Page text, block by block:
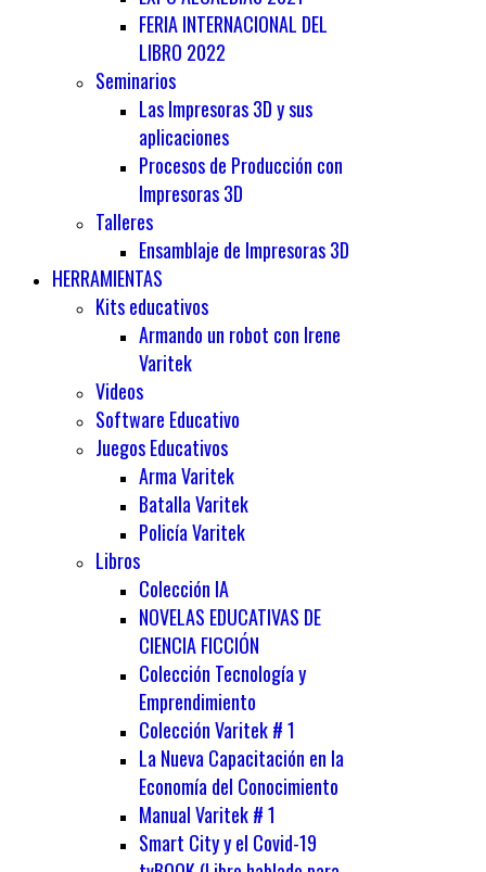
FERIA INTERNACIONAL DEL
LIBRO 2022
Seminarios
Las Impresoras 3D y sus
aplicaciones
Procesos de Producción con
Impresoras 3D
Talleres
Ensamblaje de Impresoras 3D
HERRAMIENTAS
Kits educativos
Armando un robot con Irene
Varitek
Videos
Software Educativo
Juegos Educativos
Arma Varitek
Batalla Varitek
Policía Varitek
Libros
Colección IA
NOVELAS EDUCATIVAS DE
CIENCIA FICCIÓN
Colección Tecnología y
Emprendimiento
Colección Varitek # 1
La Nueva Capacitación en la
Economía del Conocimiento
Manual Varitek # 1
Smart City y el Covid-19